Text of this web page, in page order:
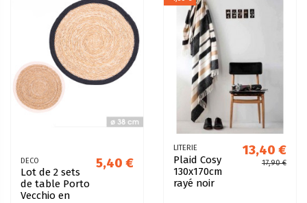
DECO
Lot de 2 sets
de table Porto
Vecchio en
5,40 €
LITERIE
Plaid Cosy
130x170cm
rayé noir
13,40 €
17,90 €